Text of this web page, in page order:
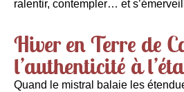
ral entir, contemp ler… ets’émerveil
Hiver en Terre de
l’authenticité à
Quand le mistral balaie les étendu